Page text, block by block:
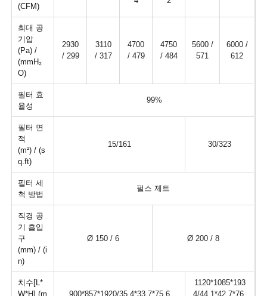
(CFM)
최대 공
기압
(Pa) /
(mmH₂
O)
2930
/ 299
3110
/ 317
4700
/ 479
4750
/ 484
5600 /
571
6000 /
612
필터 효
율성
99%
필터 면
적
(m²) / (s
q.ft)
15/161 30/323
필터 세
척 방법
펄스 제트
직경 공
기 흡입
구
(mm) / (i
n)
Ø 150 / 6 Ø 200 / 8
치수[L*
W*H] (m
900*857*1920/35.4*33.7*75.6
1120*1085*193
4/44.1*42.7*76.